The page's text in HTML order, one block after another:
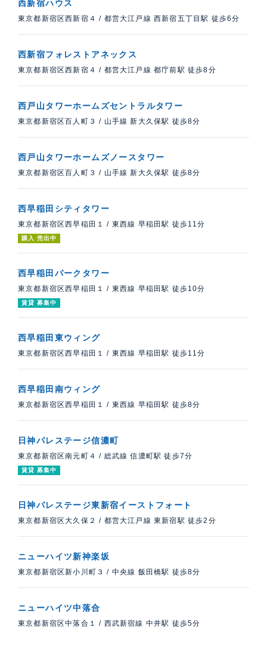
西新宿ハウス
東京都新宿区西新宿４ / 都営大江戸線 西新宿五丁目駅 徒歩6分
西新宿フォレストアネックス
東京都新宿区西新宿４ / 都営大江戸線 都庁前駅 徒歩8分
西戸山タワーホームズセントラルタワー
東京都新宿区百人町３ / 山手線 新大久保駅 徒歩8分
西戸山タワーホームズノースタワー
東京都新宿区百人町３ / 山手線 新大久保駅 徒歩8分
西早稲田シティタワー
東京都新宿区西早稲田１ / 東西線 早稲田駅 徒歩11分
購入 売出中
西早稲田パークタワー
東京都新宿区西早稲田１ / 東西線 早稲田駅 徒歩10分
賃貸 募集中
西早稲田東ウィング
東京都新宿区西早稲田１ / 東西線 早稲田駅 徒歩11分
西早稲田南ウィング
東京都新宿区西早稲田１ / 東西線 早稲田駅 徒歩8分
日神パレステージ信濃町
東京都新宿区南元町４ / 総武線 信濃町駅 徒歩7分
賃貸 募集中
日神パレステージ東新宿イーストフォート
東京都新宿区大久保２ / 都営大江戸線 東新宿駅 徒歩2分
ニューハイツ新神楽坂
東京都新宿区新小川町３ / 中央線 飯田橋駅 徒歩8分
ニューハイツ中落合
東京都新宿区中落合１ / 西武新宿線 中井駅 徒歩5分